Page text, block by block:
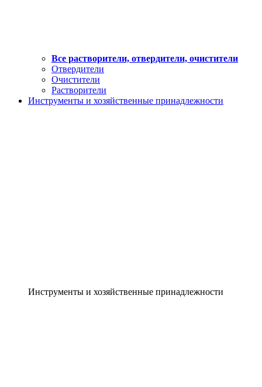
Все растворители, отвердители, очистители
Отвердители
Очистители
Растворители
Инструменты и хозяйственные принадлежности
Инструменты и хозяйственные принадлежности